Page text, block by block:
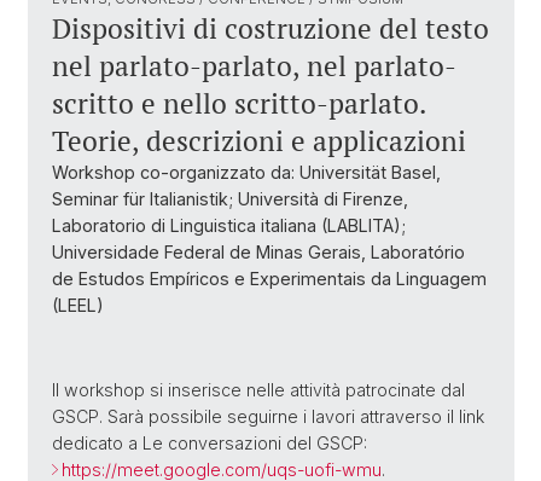
Dispositivi di costruzione del testo
nel parlato-parlato, nel parlato-
scritto e nello scritto-parlato.
Teorie, descrizioni e applicazioni
Workshop co-organizzato da: Universität Basel,
Seminar für Italianistik; Università di Firenze,
Laboratorio di Linguistica italiana (LABLITA);
Universidade Federal de Minas Gerais, Laboratório
de Estudos Empíricos e Experimentais da Linguagem
(LEEL)
Il workshop si inserisce nelle attività patrocinate dal
GSCP. Sarà possibile seguirne i lavori attraverso il link
dedicato a Le conversazioni del GSCP:
https://meet.google.com/uqs-uofi-wmu.